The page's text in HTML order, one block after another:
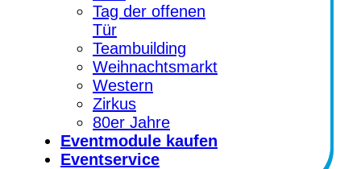
Tag der offenen
Tür
Teambuilding
Weihnachtsmarkt
Western
Zirkus
80er Jahre
Eventmodule kaufen
Eventservice